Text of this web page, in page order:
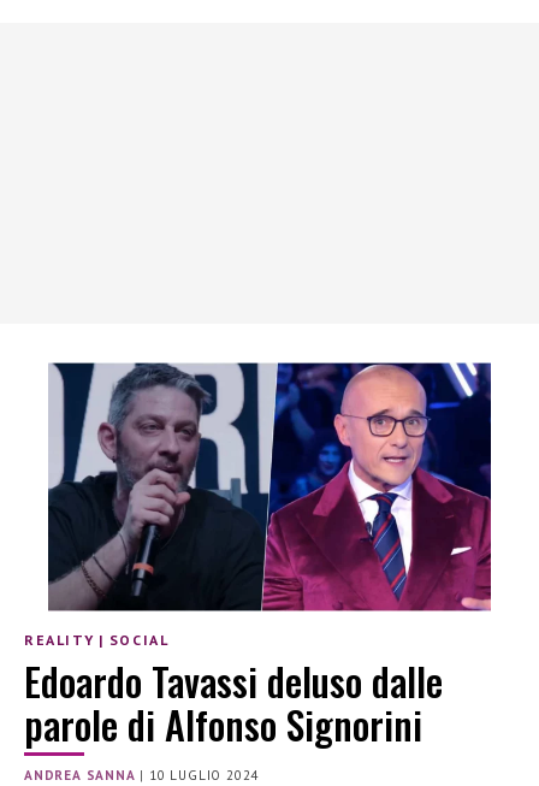
REALITY | SOCIAL
Edoardo Tavassi deluso dalle
parole di Alfonso Signorini
ANDREA SANNA | 10 LUGLIO 2024